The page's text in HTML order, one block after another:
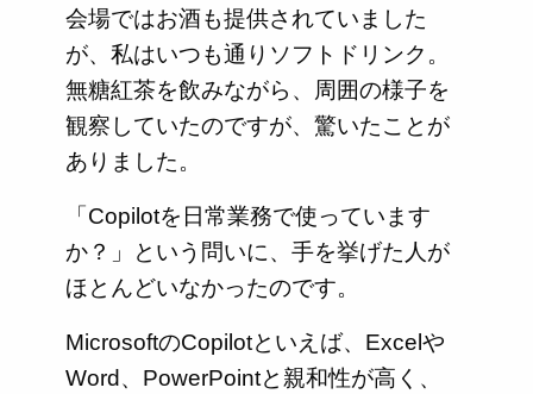
会場ではお酒も提供されていました
が、私はいつも通りソフトドリンク。
無糖紅茶を飲みながら、周囲の様子を
観察していたのですが、驚いたことが
ありました。
「Copilotを日常業務で使っています
か？」という問いに、手を挙げた人が
ほとんどいなかったのです。
MicrosoftのCopilotといえば、Excelや
Word、PowerPointと親和性が高く、